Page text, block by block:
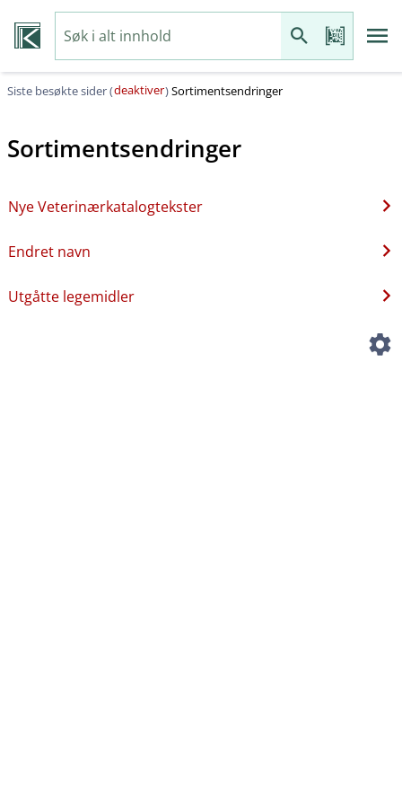
Siste besøkte sider (deaktiver)Sortimentsendringer
Sortimentsendringer
Nye Veterinærkatalogtekster
Endret navn
Utgåtte legemidler